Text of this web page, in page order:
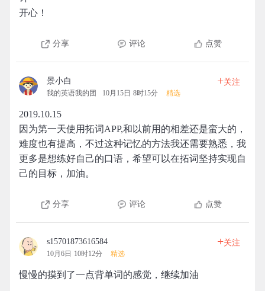
开心！
分享 评论 点赞
景小白
我的英语我的团 10月15日 8时15分 精选
+关注
2019.10.15
因为第一天使用拓词APP,和以前用的相差还是蛮大的，
难度也有提高，不过这种记忆的方法我还需要熟悉，我
更多是想练好自己的口语，希望可以在拓词坚持实现自
己的目标，加油。
分享 评论 点赞
s15701873616584
10月6日 10时12分 精选
+关注
慢慢的摸到了一点背单词的感觉，继续加油